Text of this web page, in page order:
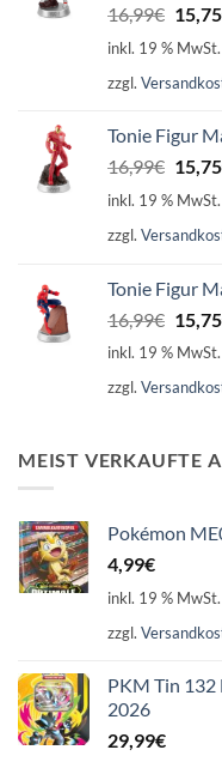
16,99€
Preis
15,75
inkl. 19 % MwSt.
zzgl.
Tonie Figur
16,99€
Preis
15,75
inkl. 19 % MwSt.
zzgl.
Tonie Figur
16,99€
Preis
15,75
inkl. 19 % MwSt.
zzgl.
MEIST VERKAUFTE
Pokémon
4,99€
inkl. 19 % MwSt.
zzgl.
PKM Tin 132
2026
29,99€